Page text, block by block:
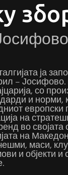
ја
–
со
и
европски
на
во
на
маси,
и објекти